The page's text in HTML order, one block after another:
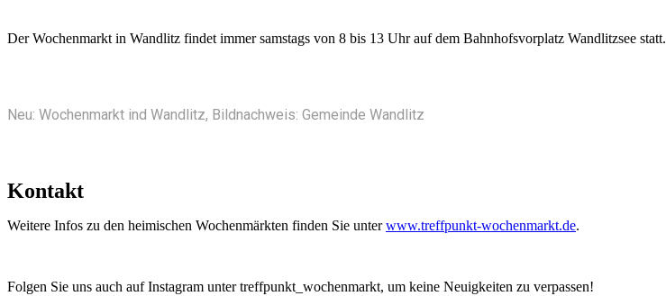
Der Wochenmarkt in Wandlitz findet immer samstags von 8 bis 13 Uhr auf dem Bahnhofsvorplatz Wandlitzsee statt.
Neu: Wochenmarkt ind Wandlitz, Bildnachweis: Gemeinde Wandlitz
Kontakt
Weitere Infos zu den heimischen Wochenmärkten finden Sie unterwww.treffpunkt-wochenmarkt.de.
Folgen Sie uns auch auf Instagram unter treffpunkt_wochenmarkt, um keine Neuigkeiten zu verpassen!